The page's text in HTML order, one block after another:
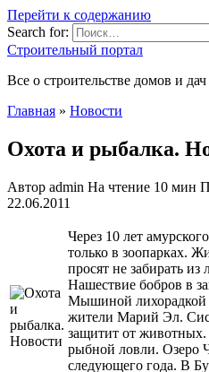
Перейти к содержанию
Search for:
Строительный портал
Все о строительстве домов и дач
Главная » Новости
Охота и рыбалка.
Автор admin На чтение 10 мин
22.06.2011
Через 10 лет
только в зоопарках.
просят не забирать из
Нашествие бобров в
Мышиной лихорадкой
жители Марий Эл.
защитит от животных.
рыбной ловли. Озеро
следующего года. В